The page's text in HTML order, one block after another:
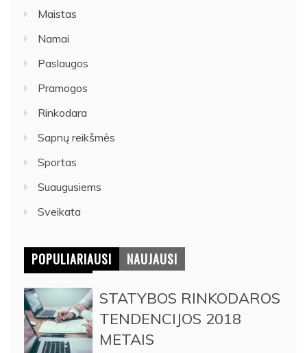
Maistas
Namai
Paslaugos
Pramogos
Rinkodara
Sapnų reikšmės
Sportas
Suaugusiems
Sveikata
POPULIARIAUSI NAUJAUSI
STATYBOS RINKODAROS
TENDENCIJOS 2018
METAIS